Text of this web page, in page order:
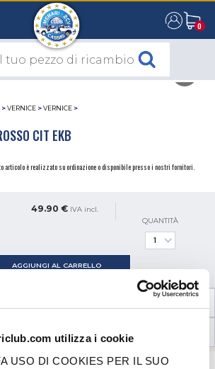
utilizza i cookie
USO DI COOKIES PER IL SUO
0
0
>VERNICE >VERNICE >
CIT EKB
articolo è realizzato su ordinazione o disponibile presso i nostri fornitori.
49.90 € IVA incl.
QUANTITÀ
AGGIUNGI AL CARRELLO
BISOGNO DI AIUTO? CONTATTACI